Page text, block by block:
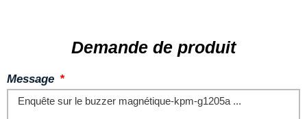
Demande de produit
Message